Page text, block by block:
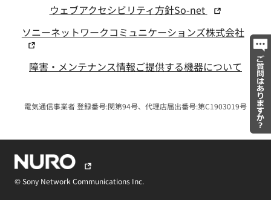
ウェブアクセシビリティ方針So-net
ソニーネットワークコミュニケーションズ株式会社
障害・メンテナンス情報ご提供する機器について
電気通信事業者 登録番号:関第94号、代理店届出番号:第C1903019号
© Sony Network Communications Inc.